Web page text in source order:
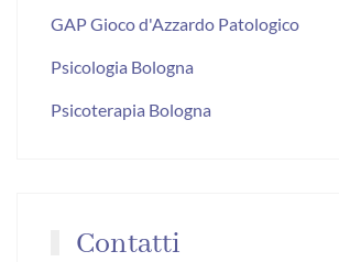
GAP Gioco d'Azzardo Patologico
Psicologia Bologna
Psicoterapia Bologna
Contatti